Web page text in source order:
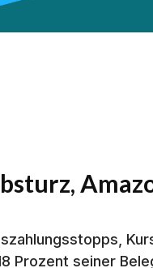
Prozent seiner